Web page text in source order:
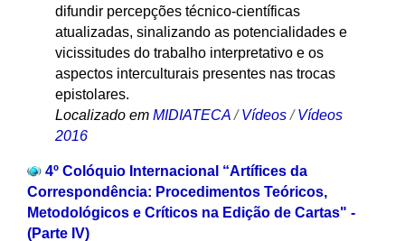
difundir percepções técnico-científicas
atualizadas, sinalizando as potencialidades e
vicissitudes do trabalho interpretativo e os
aspectos interculturais presentes nas trocas
epistolares.
Localizado em MIDIATECA /Vídeos /Vídeos
2016
4º Colóquio Internacional “Artífices da
Correspondência: Procedimentos Teóricos,
Metodológicos e Críticos na Edição de Cartas" -
(Parte IV)